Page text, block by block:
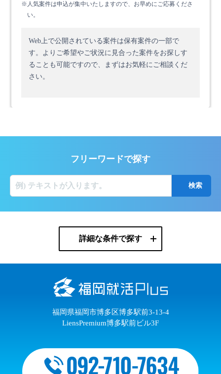
※人気案件は申込が集中いたしますので、お早めにご応募くださ
い。
Web上で公開されている案件は保有案件の一部で
す。 よりご希望やご状況に見合った案件をお探しす
ることも可能ですので、まずはお気軽にご相談くだ
さい。
フリーワードで探す
詳細な条件で探す
福岡県福岡市博多区博多駅前3-13-4
LiensPremium博多駅前ビル3F